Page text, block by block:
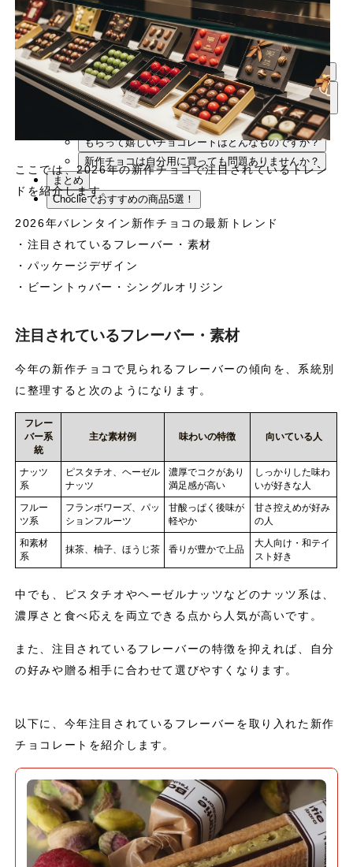
保存方法と温度管理
アレルギーや原材料表示のチェック
よくある質問
バレンタインの新作チョコはいつ頃まで買えますか？
通販で買う場合は、いつまでに注文すれば安心です
か？
手作りより市販の新作チョコのほうが良いですか？
もらって嬉しいチョコレートはどんなものですか？
新作チョコは自分用に買っても問題ありませんか？
まとめ
Choclieでおすすめの商品5選！
ここでは、2026年の新作チョコで注目されているトレン
ドを紹介します。
2026年バレンタイン新作チョコの最新トレンド
・注目されているフレーバー・素材
・パッケージデザイン
・ビーントゥバー・シングルオリジン
注目されているフレーバー・素材
今年の新作チョコで見られるフレーバーの傾向を、系統別
に整理すると次のようになります。
フレー
バー系
統
主な素材例 味わいの特徴 向いている人
ナッツ
系
ピスタチオ、ヘーゼル
ナッツ
濃厚でコクがあり
満足感が高い
しっかりした味わ
いが好きな人
フルー
ツ系
フランボワーズ、パッ
ションフルーツ
甘酸っぱく後味が
軽やか
甘さ控えめが好み
の人
和素材
系
抹茶、柚子、ほうじ茶 香りが豊かで上品
大人向け・和テイ
スト好き
中でも、ピスタチオやヘーゼルナッツなどのナッツ系は、
濃厚さと食べ応えを両立できる点から人気が高いです。
また、注目されているフレーバーの特徴を抑えれば、自分
の好みや贈る相手に合わせて選びやすくなります。
以下に、今年注目されているフレーバーを取り入れた新作
チョコレートを紹介します。